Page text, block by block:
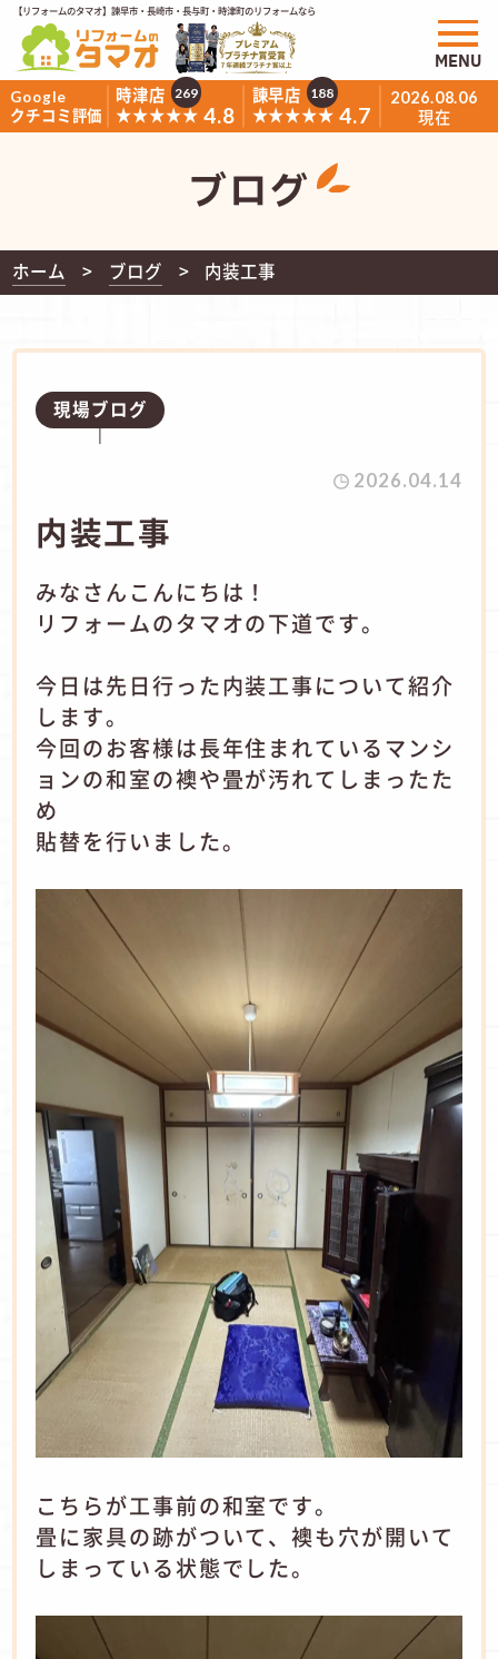
【リフォームのタマオ】諫早市・長崎市・長与町・時津町のリフォームなら
Google
クチコミ評価
時津店
★★★★★ 4.8
269
諫早店
★★★★★ 4.7
188 2026.08.06
現在
MENU
ブログ
ホーム ブログ 内装工事
現場ブログ
2026.04.14
内装工事
みなさんこんにちは！
リフォームのタマオの下道です。
今日は先日行った内装工事について紹介
します。
今回のお客様は長年住まれているマンシ
ョンの和室の襖や畳が汚れてしまったた
め
貼替を行いました。
こちらが工事前の和室です。
畳に家具の跡がついて、襖も穴が開いて
しまっている状態でした。